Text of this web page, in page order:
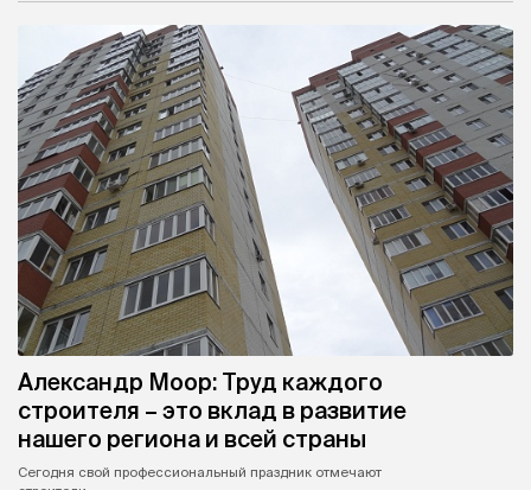
Александр Моор: Труд каждого
строителя – это вклад в развитие
нашего региона и всей страны
Сегодня свой профессиональный праздник отмечают